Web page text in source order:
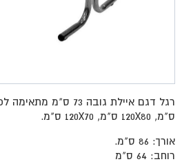
ס"מ, 120X80 ס"מ, 120X70 ס"מ.
אורך: 86 ס"מ.
רוחב: 64 ס"מ